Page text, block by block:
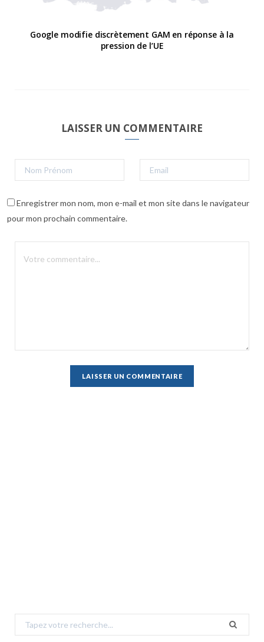
Google modifie discrètement GAM en réponse à la
pression de l’UE
LAISSER UN COMMENTAIRE
Enregistrer mon nom, mon e-mail et mon site dans le navigateur
pour mon prochain commentaire.
Search
for: